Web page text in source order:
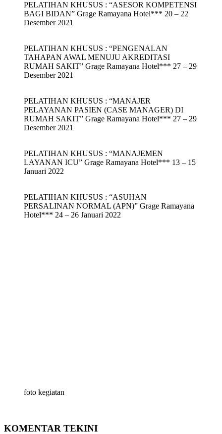
PELATIHAN KHUSUS : “ASESOR KOMPETENSI
BAGI BIDAN” Grage Ramayana Hotel*** 20 – 22
Desember 2021
PELATIHAN KHUSUS : “PENGENALAN
TAHAPAN AWAL MENUJU AKREDITASI
RUMAH SAKIT” Grage Ramayana Hotel*** 27 – 29
Desember 2021
PELATIHAN KHUSUS : “MANAJER
PELAYANAN PASIEN (CASE MANAGER) DI
RUMAH SAKIT” Grage Ramayana Hotel*** 27 – 29
Desember 2021
PELATIHAN KHUSUS : “MANAJEMEN
LAYANAN ICU” Grage Ramayana Hotel*** 13 – 15
Januari 2022
PELATIHAN KHUSUS : “ASUHAN
PERSALINAN NORMAL (APN)” Grage Ramayana
Hotel*** 24 – 26 Januari 2022
foto kegiatan
KOMENTAR TEKINI